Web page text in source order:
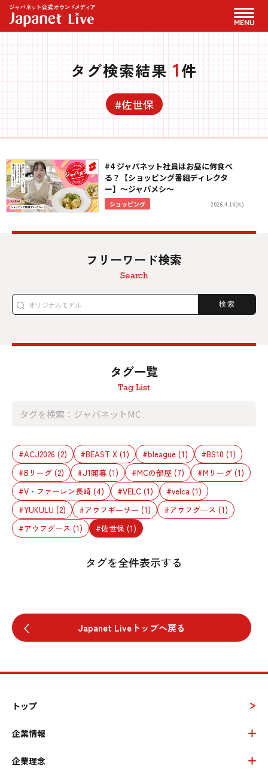
MENU
タグ検索結果1件
#佐世保
#4 ジャパネット社員はお昼に何食べ
る？【ショッピング番組ディレクタ
ー】〜ジャパメシ〜
ショッピング 2026.4.16(木)
フリーワード検索
Search
検索
タグ一覧
Tag List
#ACJ2026 (2) #BEAST X (1) #bleague (1) #BS10 (1)
#Bリーグ (2) #J1開幕 (1) #MCの部屋 (7) #Mリーグ (1)
#V・ファーレン長崎 (4) #VELC (1) #velca (1)
#YUKULU (2) #アウフギーサー (1) #アウフグ―ス (1)
#アウフグース (1) #佐世保 (1)
タグを全件表示する
Japanet Liveトップへ戻る
トップ
企業情報
企業理念